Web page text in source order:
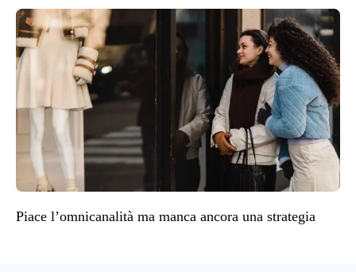
Piace l’omnicanalità ma manca ancora una strategia